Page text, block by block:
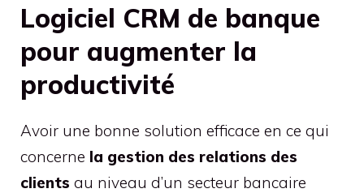
Logiciel CRM de banque
pour augmenter la
productivité
Avoir une bonne solution efficace en ce qui
concerne la gestion des relations des
clients au niveau d’un secteur bancaire